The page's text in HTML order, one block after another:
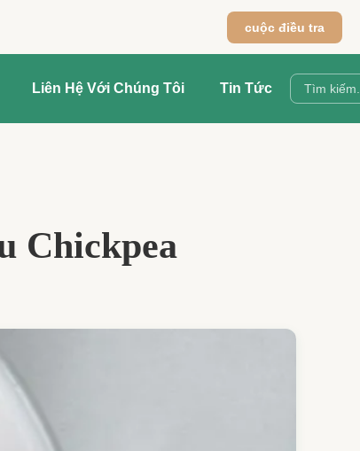
cuộc điều tra
Liên Hệ Với Chúng Tôi Tin Tức
Chickpea